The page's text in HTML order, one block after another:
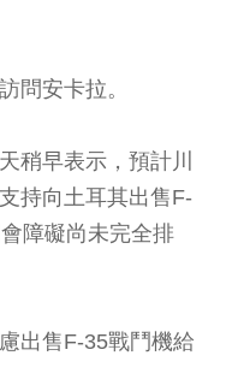
問安卡拉。
稍早表示，預計川
持向土耳其出售F-
障礙尚未完全排
出售F-35戰鬥機給